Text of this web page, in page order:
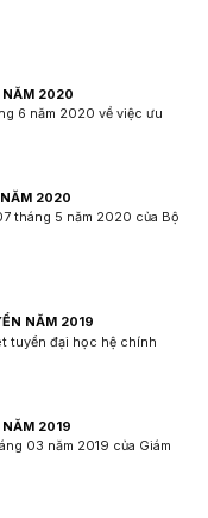
NĂM 2020
6 năm 2020 về việc ưu
NĂM 2020
tháng 5 năm 2020 của Bộ
NĂM 2019
tuyển đại học hệ chính
NĂM 2019
03 năm 2019 của Giám